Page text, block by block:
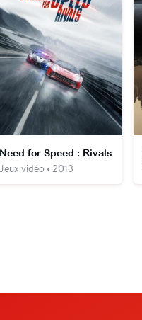
for Speed : Rivals
vidéo • 2013